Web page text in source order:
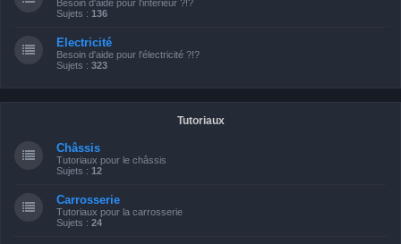
Besoin d'aide pour l'intérieur ?!?
Sujets : 136
Electricité
Besoin d'aide pour l'électricité ?!?
Sujets : 323
Tutoriaux
Châssis
Tutoriaux pour le châssis
Sujets : 12
Carrosserie
Tutoriaux pour la carrosserie
Sujets : 24